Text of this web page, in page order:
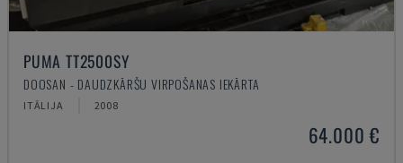
PUMA TT2500SY
DOOSAN - DAUDZKĀRŠU VIRPOŠANAS IEKĀRTA
ITĀLIJA 2008
64.000 €